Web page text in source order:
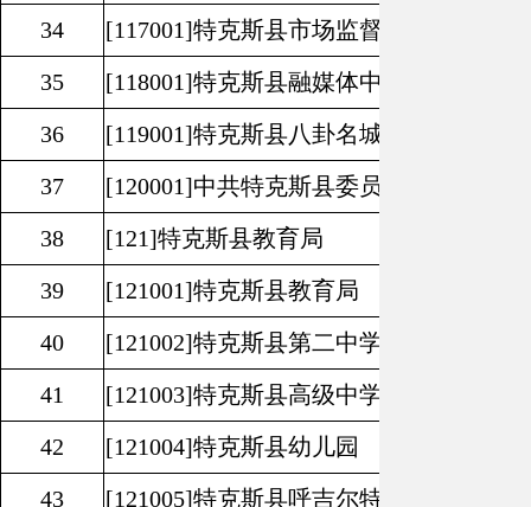
34
[117001]特克斯县市场监督管理局
35
[118001]特克斯县融媒体中心
36
[119001]特克斯县八卦名城旅游风景区
37
[120001]中共特克斯县委员会党校
38
[121]特克斯县教育局
39
[121001]特克斯县教育局
40
[121002]特克斯县第二中学
41
[121003]特克斯县高级中学
42
[121004]特克斯县幼儿园
43
[121005]特克斯县呼吉尔特蒙古族乡中心